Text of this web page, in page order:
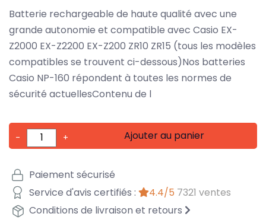
Batterie rechargeable de haute qualité avec une
grande autonomie et compatible avec Casio EX-
Z2000 EX-Z2200 EX-Z200 ZR10 ZR15 (tous les modèles
compatibles se trouvent ci-dessous)Nos batteries
Casio NP-160 répondent à toutes les normes de
sécurité actuellesContenu de l
- + Ajouter au panier
Paiement sécurisé
Service d'avis certifiés :
4.4/5 7321 ventes
Conditions de livraison et retours